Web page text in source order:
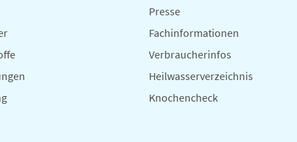
Presse
Fachinformationen
Verbraucherinfos
Heilwasserverzeichnis
Knochencheck